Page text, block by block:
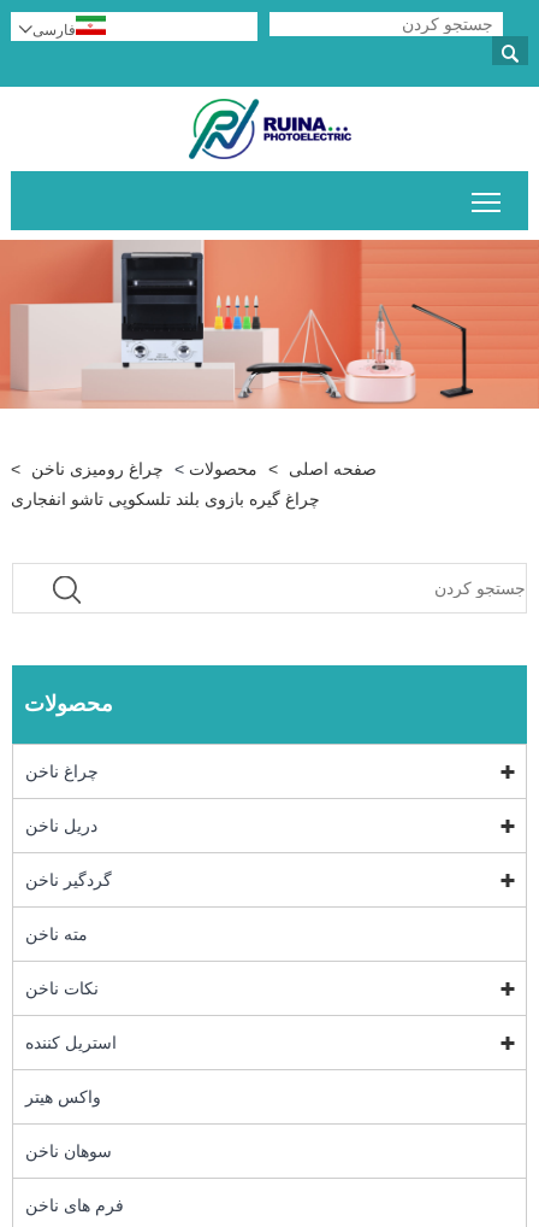

فارسی
صفحه اصلی > محصولات > چراغ رومیزی ناخن
>
چراغ گیره بازوی بلند تلسکوپی تاشو انفجاری
محصولات
چراغ ناخن
دریل ناخن
گردگیر ناخن
مته ناخن
نکات ناخن
استریل کننده
واکس هیتر
سوهان ناخن
فرم های ناخن